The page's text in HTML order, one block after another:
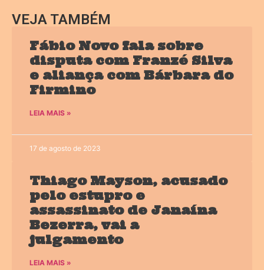
VEJA TAMBÉM
Fábio Novo fala sobre
disputa com Franzé Silva
e aliança com Bárbara do
Firmino
LEIA MAIS »
17 de agosto de 2023
Thiago Mayson, acusado
pelo estupro e
assassinato de Janaína
Bezerra, vai a
julgamento
LEIA MAIS »